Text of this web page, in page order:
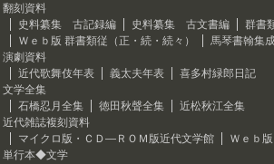
翻刻資料
史料纂集 古記録編
史料纂集 古文書編 群書
Ｗｅｂ版 群書類従（正・続・続々）
馬琴書翰集
演劇資料
近代歌舞伎年表
義太夫年表
喜多村緑郎日記
文学全集
石橋忍月全集
徳田秋聲全集
近松秋江全集
近代雑誌複刻資料
マイクロ版・ＣＤ―ＲＯＭ版近代文学館
Ｗｅｂ
単行本◆文学